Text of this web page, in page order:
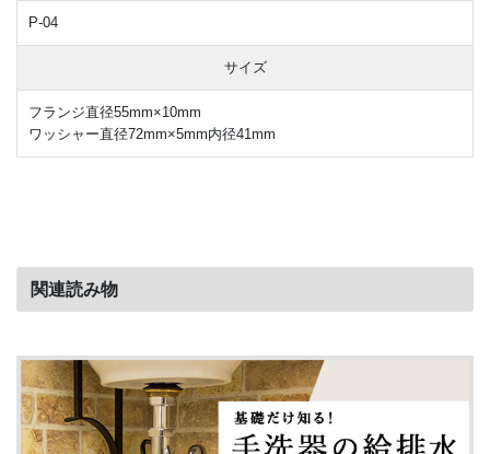
P-04
サイズ
フランジ直径55mm×10mm
ワッシャー直径72mm×5mm内径41mm
関連読み物